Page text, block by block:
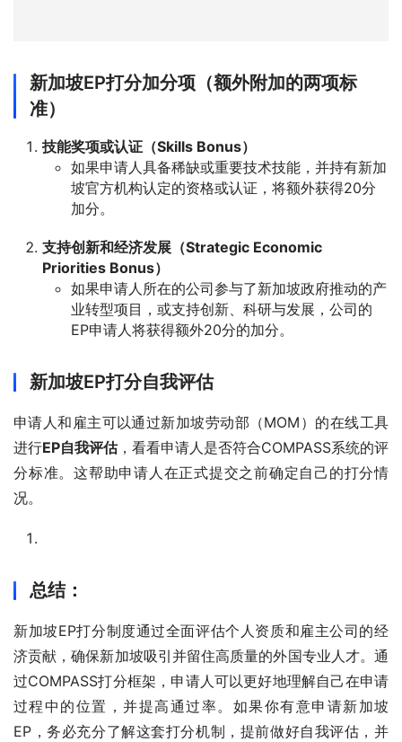
新加坡EP打分加分项（额外附加的两项标
准）
技能奖项或认证（Skills Bonus）
如果申请人具备稀缺或重要技术技能，并持有新加
坡官方机构认定的资格或认证，将额外获得20分
加分。
支持创新和经济发展（Strategic Economic
Priorities Bonus）
如果申请人所在的公司参与了新加坡政府推动的产
业转型项目，或支持创新、科研与发展，公司的
EP申请人将获得额外20分的加分。
新加坡EP打分自我评估
申请人和雇主可以通过新加坡劳动部（MOM）的在线工具
进行EP自我评估，看看申请人是否符合COMPASS系统的评
分标准。这帮助申请人在正式提交之前确定自己的打分情
况。
总结：
新加坡EP打分制度通过全面评估个人资质和雇主公司的经
济贡献，确保新加坡吸引并留住高质量的外国专业人才。通
过COMPASS打分框架，申请人可以更好地理解自己在申请
过程中的位置，并提高通过率。如果你有意申请新加坡
EP，务必充分了解这套打分机制，提前做好自我评估，并